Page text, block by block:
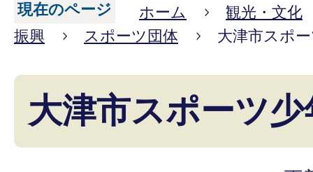
現在のページ ホーム
観光・文化
振興
スポーツ団体 大津市スポ
大津市スポーツ少